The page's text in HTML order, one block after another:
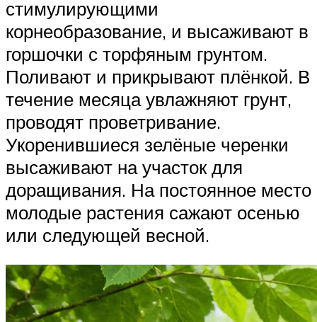
стимулирующими
корнеобразование, и высаживают в
горшочки с торфяным грунтом.
Поливают и прикрывают плёнкой. В
течение месяца увлажняют грунт,
проводят проветривание.
Укоренившиеся зелёные черенки
высаживают на участок для
доращивания. На постоянное место
молодые растения сажают осенью
или следующей весной.